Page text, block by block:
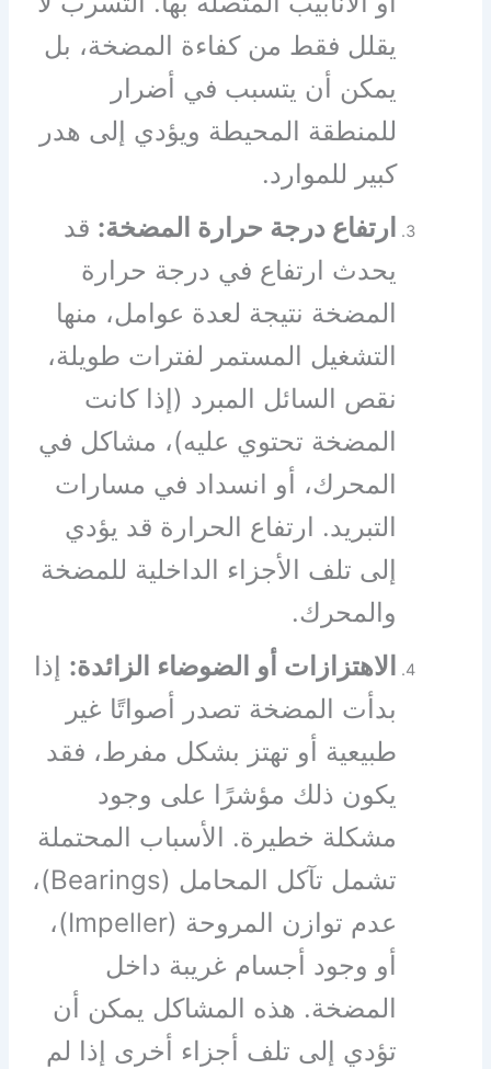
يقلل فقط من كفاءة المضخة، بل
يمكن أن يتسبب في أضرار
للمنطقة المحيطة ويؤدي إلى هدر
كبير للموارد.
ارتفاع درجة حرارة المضخة: قد
يحدث ارتفاع في درجة حرارة
المضخة نتيجة لعدة عوامل، منها
التشغيل المستمر لفترات طويلة،
نقص السائل المبرد (إذا كانت
المضخة تحتوي عليه)، مشاكل في
المحرك، أو انسداد في مسارات
التبريد. ارتفاع الحرارة قد يؤدي
إلى تلف الأجزاء الداخلية للمضخة
والمحرك.
الاهتزازات أو الضوضاء الزائدة: إذا
بدأت المضخة تصدر أصواتًا غير
طبيعية أو تهتز بشكل مفرط، فقد
يكون ذلك مؤشرًا على وجود
مشكلة خطيرة. الأسباب المحتملة
تشمل تآكل المحامل (Bearings)،
عدم توازن المروحة (Impeller)،
أو وجود أجسام غريبة داخل
المضخة. هذه المشاكل يمكن أن
تؤدي إلى تلف أجزاء أخرى إذا لم